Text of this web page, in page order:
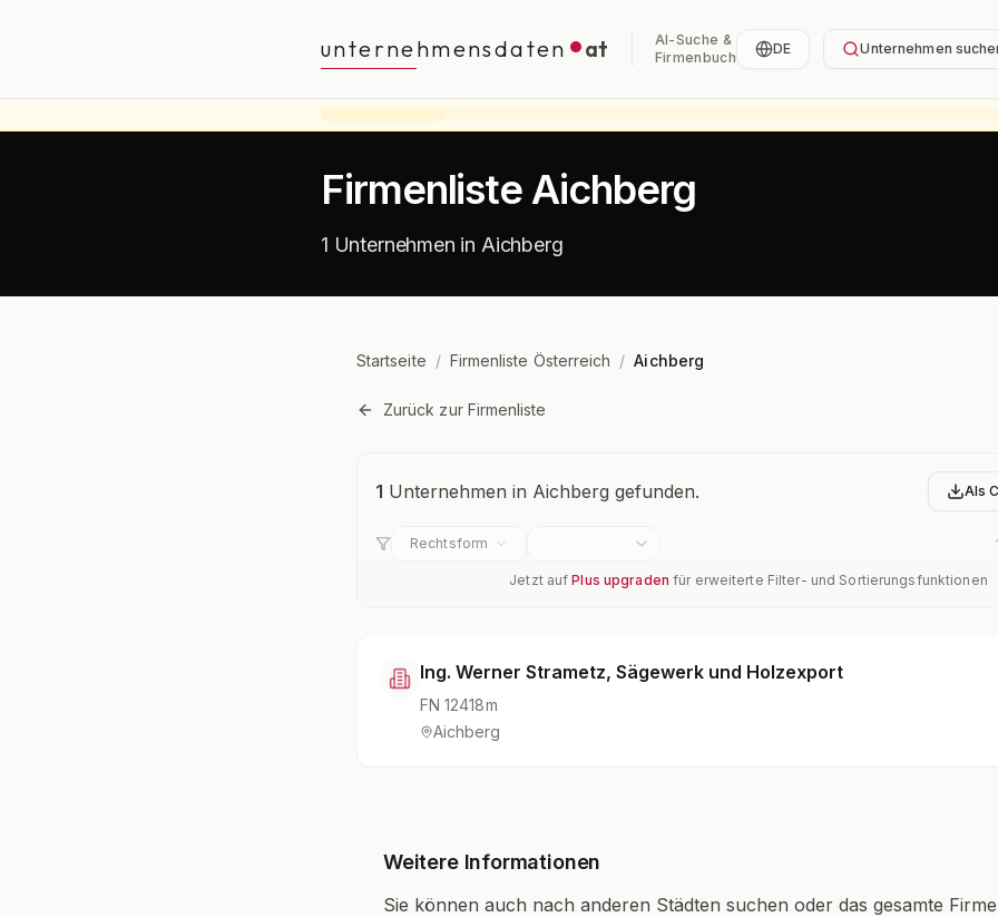
unternehmensdaten at
AI-Suche &
Firmenbuch
DE Unternehmen
Firmenliste Aichberg
1 Unternehmen in Aichberg
Startseite / Firmenliste Österreich / Aichberg
Zurück zur Firmenliste
Unternehmensübersicht
1 Unternehmen in Aichberg gefunden. Als
Rechtsform
Jetzt aufPlus upgraden für erweiterte Filter- und Sortierungsfunktionen
Ing. Werner Strametz, Sägewerk und Holzexport
FN12418m
Aichberg
Weitere Informationen
Sie können auch nach anderen Städten suchen oder das gesamte